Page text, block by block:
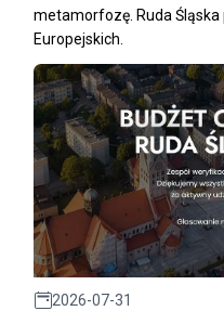
metamorfozę. Ruda Śląska
Europejskich.
2026-07-31